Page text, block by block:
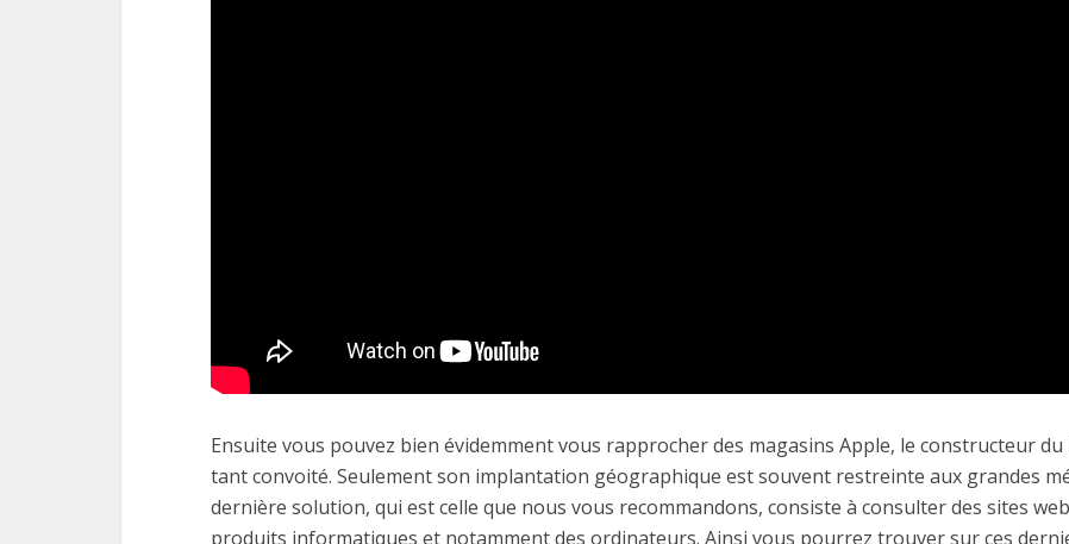
Ensuite vous pouvez bien évidemment vous rapprocher des magasins Apple, le constructeur
tant convoité. Seulement son implantation géographique est souvent restreinte aux grandes
dernière solution, qui est celle que nous vous recommandons, consiste à consulter des sites
produits informatiques et notamment des ordinateurs. Ainsi vous pourrez trouver sur ces